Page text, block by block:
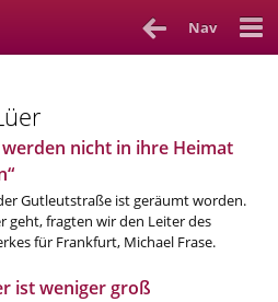
Nav
nicht in ihre Heimat
Gutleutstraße ist geräumt worden.
geht, fragten wir den Leiter des
für Frankfurt, Michael Frase.
ist weniger groß